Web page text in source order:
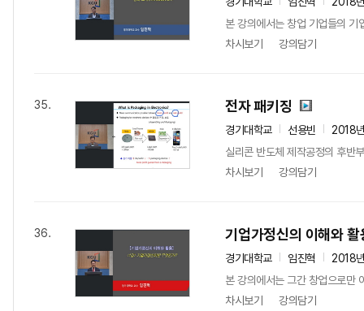
본 강의에서는 창업 기업들의 기
차시보기
강의담기
35. 전자 패키징
경기대학교 선용빈
2018
실리콘 반도체 제작공정의 후반
차시보기
강의담기
36. 기업가정신의 이해와 활
경기대학교 임진혁
2018
본 강의에서는 그간 창업으로만
차시보기
강의담기